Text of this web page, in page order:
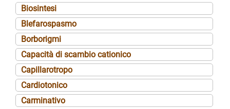
Biosintesi
Blefarospasmo
Borborigmi
Capacità di scambio cationico
Capillarotropo
Cardiotonico
Carminativo